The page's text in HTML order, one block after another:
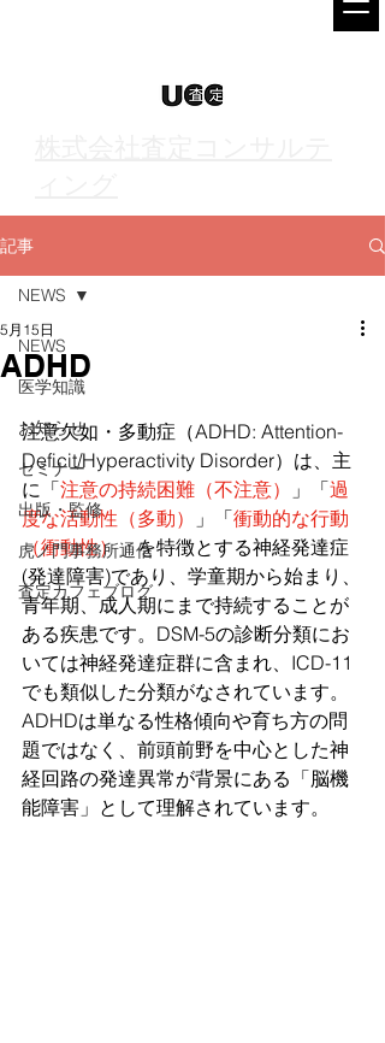
記事
NEWS
医学知識
お知らせ
セミナー
出版・監修
虎ノ門事務所通信
査定カフェブログ
NEWS
ADHD
5月15日
注意欠如・多動症（ADHD: Attention-
Deficit/Hyperactivity Disorder）は、主
に「注意の持続困難（不注意） 」「過
度な活動性（多動）
」「衝動的な行動
（衝動性）」を特徴とする神経発達症
(発達障害)であり、学童期から始まり、
青年期、成人期にまで持続することが
ある疾患です。DSM-5の診断分類にお
いては神経発達症群に含まれ、ICD-11
でも類似した分類がなされています。
ADHDは単なる性格傾向や育ち方の問
題ではなく、前頭前野を中心とした神
経回路の発達異常が背景にある「脳機
能障害」として理解されています。